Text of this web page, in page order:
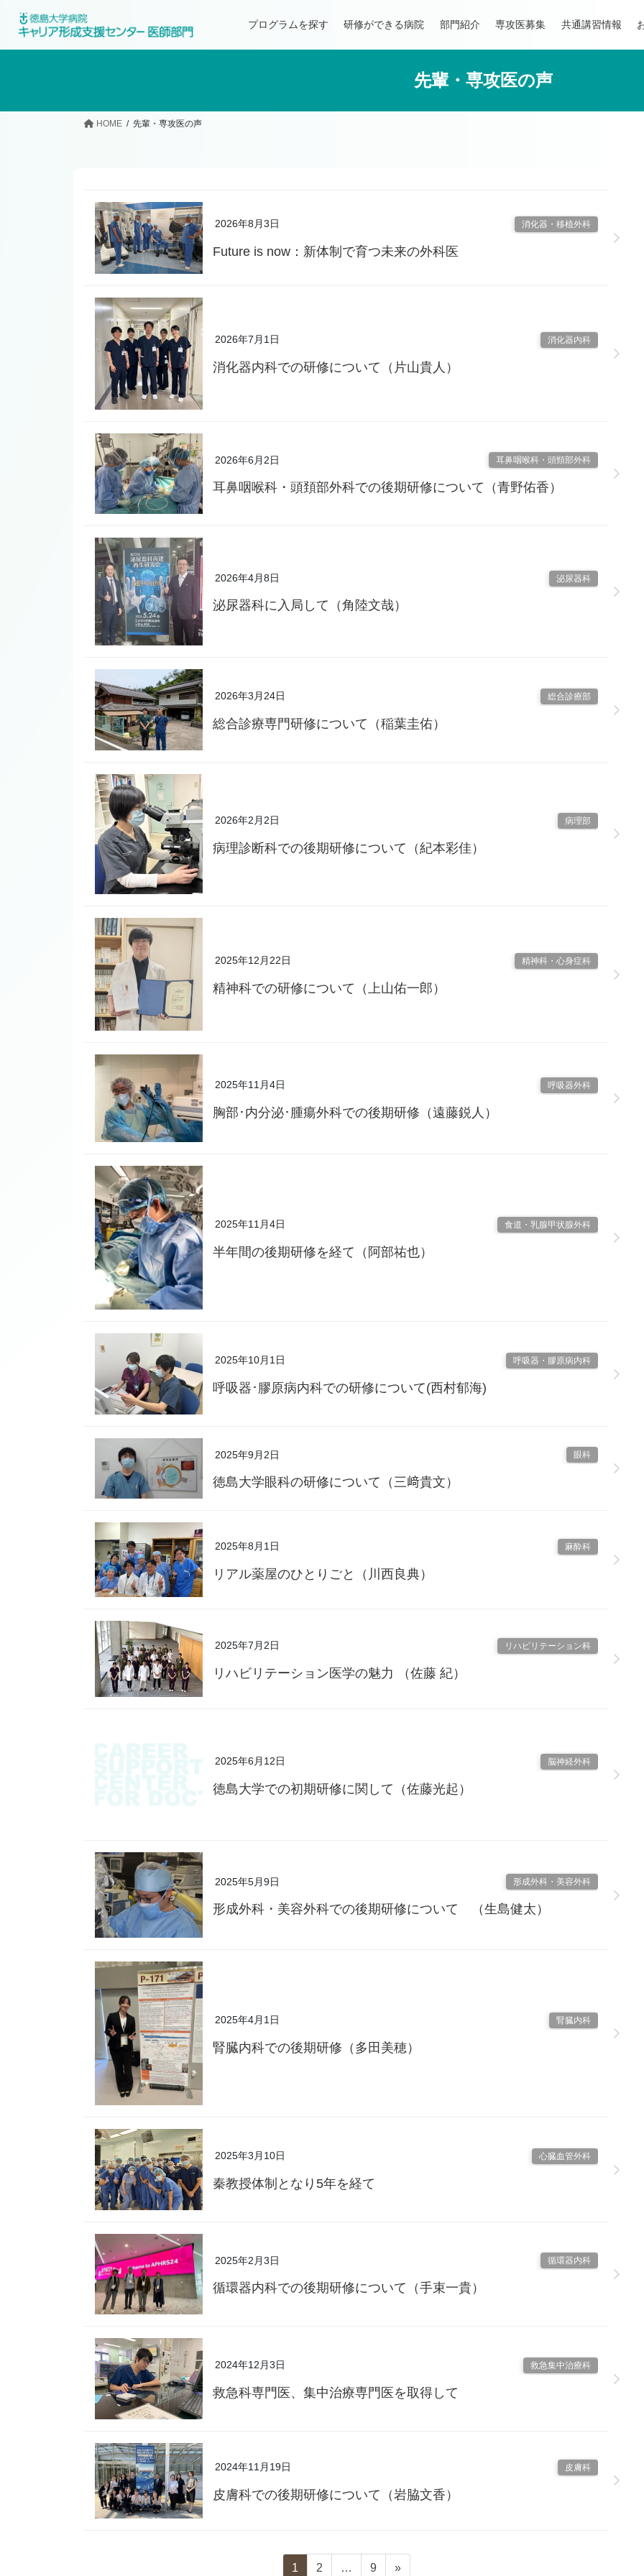
プログラムを探す 研修ができる病院 部門紹介 専攻医募集 共通講習情報
先輩・専攻医の声
HOME 先輩・専攻医の声
2026年8月3日 消化器・移植外科
Future is now：新体制で育つ未来の外科医
2026年7月1日 消化器内科
消化器内科での研修について（片山貴人）
2026年6月2日 耳鼻咽喉科・頭頸部外科
耳鼻咽喉科・頭頚部外科での後期研修について（青野佑香）
2026年4月8日 泌尿器科
泌尿器科に入局して（角陸文哉）
2026年3月24日 総合診療部
総合診療専門研修について（稲葉圭佑）
2026年2月2日 病理部
病理診断科での後期研修について（紀本彩佳）
2025年12月22日 精神科・心身症科
精神科での研修について（上山佑一郎）
2025年11月4日 呼吸器外科
胸部･内分泌･腫瘍外科での後期研修（遠藤鋭人）
2025年11月4日 食道・乳腺甲状腺外科
半年間の後期研修を経て（阿部祐也）
2025年10月1日 呼吸器・膠原病内科
呼吸器･膠原病内科での研修について(西村郁海)
2025年9月2日 眼科
徳島大学眼科の研修について（三﨑貴文）
2025年8月1日 麻酔科
リアル薬屋のひとりごと（川西良典）
2025年7月2日 リハビリテーション科
リハビリテーション医学の魅力 （佐藤 紀）
2025年6月12日 脳神経外科
徳島大学での初期研修に関して（佐藤光起）
2025年5月9日 形成外科・美容外科
形成外科・美容外科での後期研修について （生島健太）
2025年4月1日 腎臓内科
腎臓内科での後期研修（多田美穂）
2025年3月10日 心臓血管外科
秦教授体制となり5年を経て
2025年2月3日 循環器内科
循環器内科での後期研修について（手束一貴）
2024年12月3日 救急集中治療科
救急科専門医、集中治療専門医を取得して
2024年11月19日 皮膚科
皮膚科での後期研修について（岩脇文香）
1 2 … 9 »